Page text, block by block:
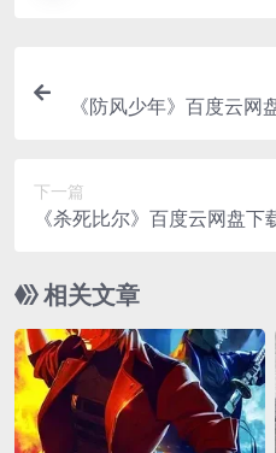
《防风少年》百度云网
下一篇
《杀死比尔》百度云网盘
相关文章